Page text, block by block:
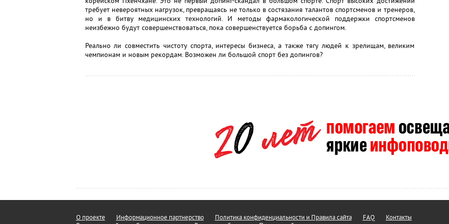
требует невероятных нагрузок, превращаясь не только в состязания талантов спортсменов и тренеров,
но и в битву медицинских технологий. И методы фармакологической поддержки спортсменов
неизбежно будут совершенствоваться, пока совершенствуется борьба с допингом.
Реально ли совместить чистоту спорта, интересы бизнеса, а также тягу людей к зрелищам, великим
чемпионам и новым рекордам. Возможен ли большой спорт без допингов?
О проекте Информационное партнерство Политика конфиденциальности и Правила сайта FAQ
Контакты